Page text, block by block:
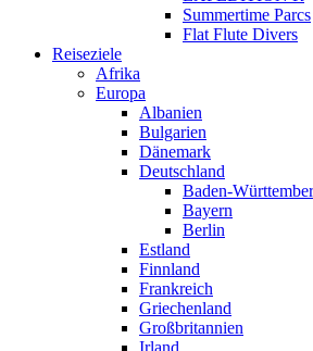
Summertime Parcs
Flat Flute Divers
Reiseziele
Afrika
Europa
Albanien
Bulgarien
Dänemark
Deutschland
Baden-
Bayern
Berlin
Estland
Finnland
Frankreich
Griechenland
Großbritannien
Irland